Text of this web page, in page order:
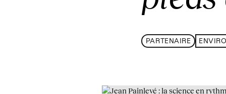
PARTENAIRE